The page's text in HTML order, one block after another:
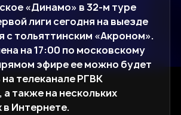
«Динамо» в 32-м туре
лиги сегодня на выезде
с тольяттинским «Акроном».
на 17:00 по московскому
эфире ее можно будет
телеканале РГВК
также на нескольких
Интернете.